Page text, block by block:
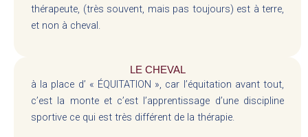
thérapeute, (très souvent, mais pas toujours) est à terre,
et non à cheval.
LE CHEVAL
à la place d’ « ÉQUITATION », car l’équitation avant tout,
c’est la monte et c’est l’apprentissage d’une discipline
sportive ce qui est très différent de la thérapie.